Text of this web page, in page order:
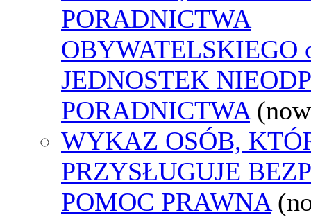
PORADNICTWA
OBYWATELSKIEGO
JEDNOSTEK
PORADNICTWA
WYKAZ OSÓB,
PRZYSŁUGUJE
POMOC PRAWNA